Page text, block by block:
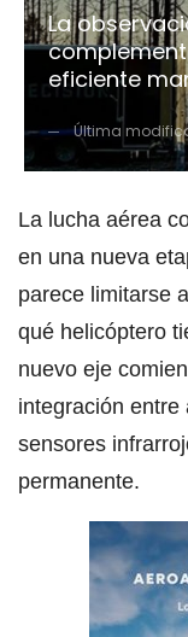
La
eficiente
Última
La lucha aérea
en una nueva
parece limitarse
qué helicóptero
nuevo eje
integración entre
sensores
permanente.